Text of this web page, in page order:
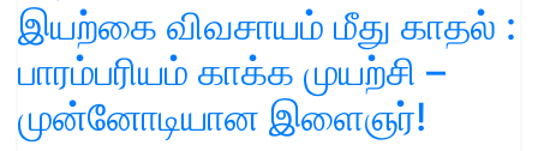
இயற்கை விவசாயம் மீது காதல் :
பாரம்பரியம் காக்க முயற்சி –
முன்னோடியான இளைஞர்!